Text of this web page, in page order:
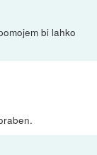
bi lahko